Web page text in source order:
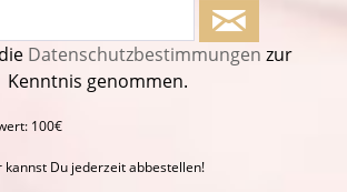
Datenschutzbestimmungen zur
Kenntnis genommen.
100€
kannst Du jederzeit abbestellen!